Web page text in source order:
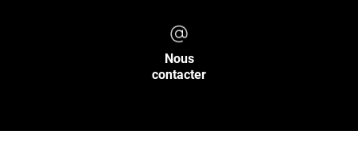
Nous
contacter